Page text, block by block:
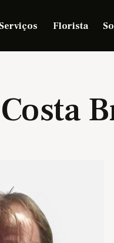
Serviços Florista